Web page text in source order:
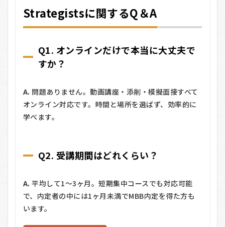
Strategistsに関するQ＆A
Q1. オンラインだけで本当に大丈夫で
すか？
A. 問題ありません。動画講座・添削・模擬面接すべて
オンライン対応です。時間と場所を選ばず、効率的に
学べます。
Q2. 受講期間はどれくらい？
A. 平均して1〜3ヶ月。短期集中コースでも対応可能
で、内定者の中には1ヶ月未満でMBB内定を得た方も
います。